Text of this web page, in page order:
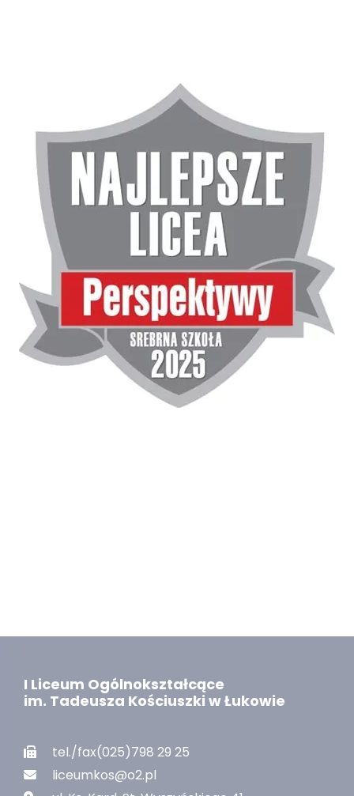
I Liceum Ogólnokształcące
im. Tadeusza Kościuszki w Łukowie
tel./fax(025)798 29 25
liceumkos@o2.pl